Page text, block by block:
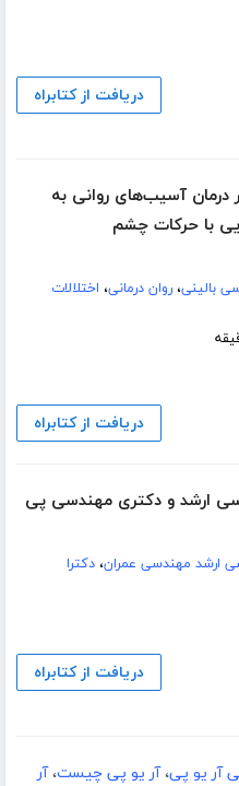
دریافت از کتابراه
درمان آسیب‌های روانی به
با حرکات چشم
بالینی،روان درمانی، اختلالات
دریافت از کتابراه
ارشد و دکتری مهندسی پی
ارشد مهندسی عمران،دکترا
دریافت از کتابراه
آر یو پی،آر یو پی چیست،آر